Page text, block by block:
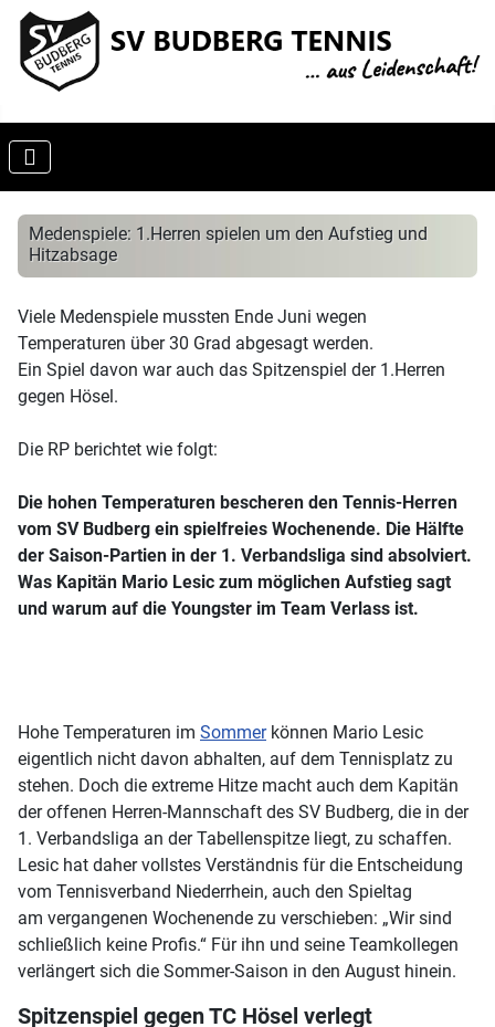
Medenspiele: 1.Herren spielen um den Aufstieg und
Hitzabsage
Viele Medenspiele mussten Ende Juni wegen
Temperaturen über 30 Grad abgesagt werden.
Ein Spiel davon war auch das Spitzenspiel der 1.Herren
gegen Hösel.
Die RP berichtet wie folgt:
Die hohen Temperaturen bescheren den Tennis-Herren
vom SV Budberg ein spielfreies Wochenende. Die Hälfte
der Saison-Partien in der 1. Verbandsliga sind absolviert.
Was Kapitän Mario Lesic zum möglichen Aufstieg sagt
und warum auf die Youngster im Team Verlass ist.
Hohe Temperaturen im Sommerkönnen Mario Lesic
eigentlich nicht davon abhalten, auf dem Tennisplatz zu
stehen. Doch die extreme Hitze macht auch dem Kapitän
der offenen Herren-Mannschaft des SV Budberg, die in der
1. Verbandsliga an der Tabellenspitze liegt, zu schaffen.
Lesic hat daher vollstes Verständnis für die Entscheidung
vom Tennisverband Niederrhein, auch den Spieltag
am vergangenen Wochenende zu verschieben: „Wir sind
schließlich keine Profis.“ Für ihn und seine Teamkollegen
verlängert sich die Sommer-Saison in den August hinein.
Spitzenspiel gegen TC Hösel verlegt